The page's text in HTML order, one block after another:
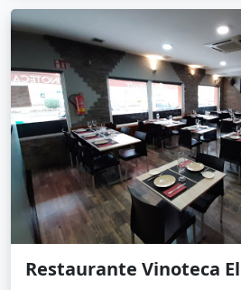
Restaurante Vinoteca